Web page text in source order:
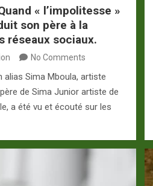
« l’impolitesse »
son père à la
réseaux sociaux.
No Comments
alias Sima Mboula, artiste
de Sima Junior artiste de
a été vu et écouté sur les